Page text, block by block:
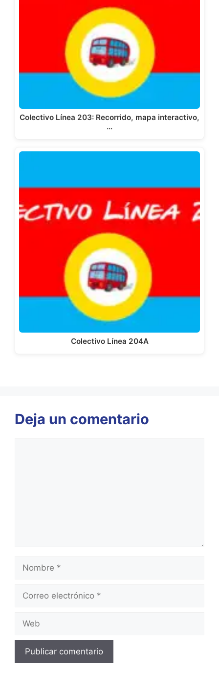
Colectivo Línea 203: Recorrido, mapa interactivo,
…
Colectivo Línea 204A
Deja un comentario
electrónico